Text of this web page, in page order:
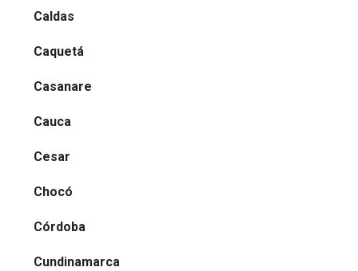
Caldas
Caquetá
Casanare
Cauca
Cesar
Chocó
Córdoba
Cundinamarca